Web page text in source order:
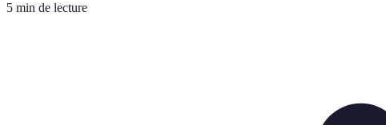
5 min de lecture